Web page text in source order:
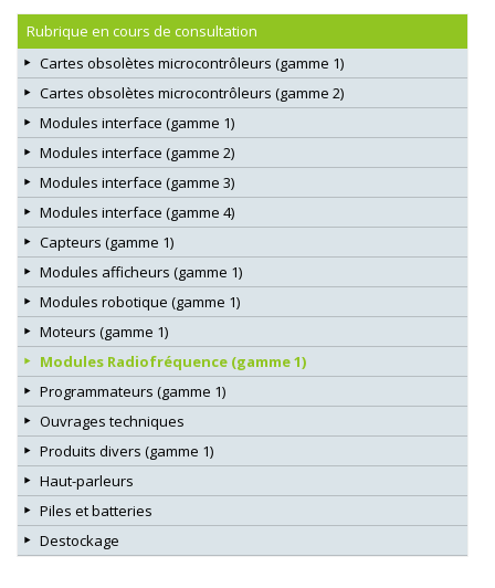
Rubrique en cours de consultation
Cartes obsolètes microcontrôleurs (gamme 1)
Cartes obsolètes microcontrôleurs (gamme 2)
Modules interface (gamme 1)
Modules interface (gamme 2)
Modules interface (gamme 3)
Modules interface (gamme 4)
Capteurs (gamme 1)
Modules afficheurs (gamme 1)
Modules robotique (gamme 1)
Moteurs (gamme 1)
Modules Radiofréquence (gamme 1)
Programmateurs (gamme 1)
Ouvrages techniques
Produits divers (gamme 1)
Haut-parleurs
Piles et batteries
Destockage